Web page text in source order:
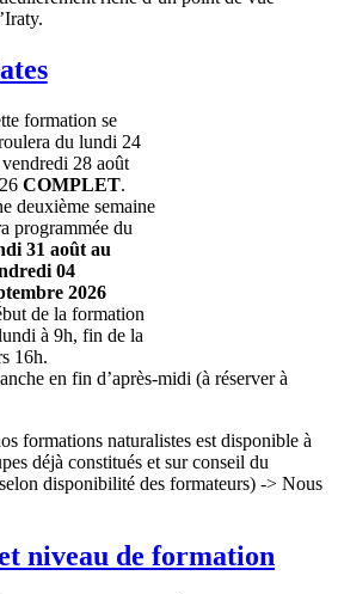
formation se
du lundi 24
28 août
COMPLET.
deuxième semaine
programmée du
31 août au
04
2026
de la formation
à 9h, fin de la
16h.
en fin d’après-midi (à réserver à
formations naturalistes est disponible à
déjà constitués et sur conseil du
disponibilité des formateurs) -> Nous
niveau de formation